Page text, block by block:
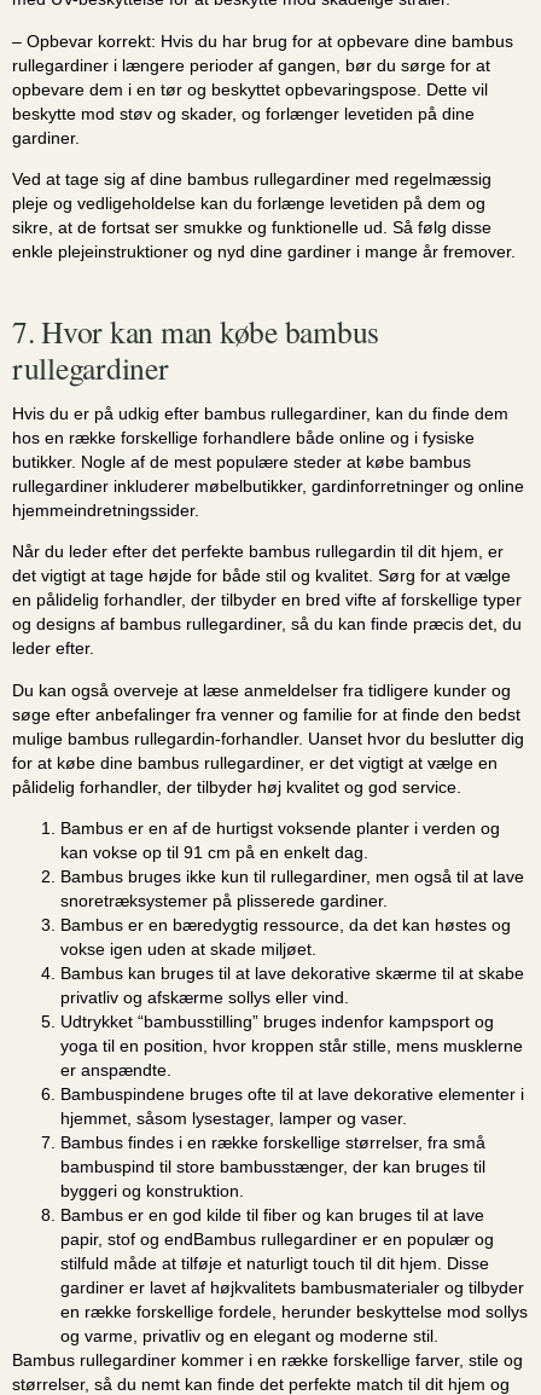
– Opbevar korrekt: Hvis du har brug for at opbevare dine bambus
rullegardiner i længere perioder af gangen, bør du sørge for at
opbevare dem i en tør og beskyttet opbevaringspose. Dette vil
beskytte mod støv og skader, og forlænger levetiden på dine
gardiner.
Ved at tage sig af dine bambus rullegardiner med regelmæssig
pleje og vedligeholdelse kan du forlænge levetiden på dem og
sikre, at de fortsat ser smukke og funktionelle ud. Så følg disse
enkle plejeinstruktioner og nyd dine gardiner i mange år fremover.
7. Hvor kan man købe bambus
rullegardiner
Hvis du er på udkig efter bambus rullegardiner, kan du finde dem
hos en række forskellige forhandlere både online og i fysiske
butikker. Nogle af de mest populære steder at købe bambus
rullegardiner inkluderer møbelbutikker, gardinforretninger og online
hjemmeindretningssider.
Når du leder efter det perfekte bambus rullegardin til dit hjem, er
det vigtigt at tage højde for både stil og kvalitet. Sørg for at vælge
en pålidelig forhandler, der tilbyder en bred vifte af forskellige typer
og designs af bambus rullegardiner, så du kan finde præcis det, du
leder efter.
Du kan også overveje at læse anmeldelser fra tidligere kunder og
søge efter anbefalinger fra venner og familie for at finde den bedst
mulige bambus rullegardin-forhandler. Uanset hvor du beslutter dig
for at købe dine bambus rullegardiner, er det vigtigt at vælge en
pålidelig forhandler, der tilbyder høj kvalitet og god service.
Bambus er en af de hurtigst voksende planter i verden og
kan vokse op til 91 cm på en enkelt dag.
Bambus bruges ikke kun til rullegardiner, men også til at lave
snoretræksystemer på plisserede gardiner.
Bambus er en bæredygtig ressource, da det kan høstes og
vokse igen uden at skade miljøet.
Bambus kan bruges til at lave dekorative skærme til at skabe
privatliv og afskærme sollys eller vind.
Udtrykket “bambusstilling” bruges indenfor kampsport og
yoga til en position, hvor kroppen står stille, mens musklerne
er anspændte.
Bambuspindene bruges ofte til at lave dekorative elementer i
hjemmet, såsom lysestager, lamper og vaser.
Bambus findes i en række forskellige størrelser, fra små
bambuspind til store bambusstænger, der kan bruges til
byggeri og konstruktion.
Bambus er en god kilde til fiber og kan bruges til at lave
papir, stof og endBambus rullegardiner er en populær og
stilfuld måde at tilføje et naturligt touch til dit hjem. Disse
gardiner er lavet af højkvalitets bambusmaterialer og tilbyder
en række forskellige fordele, herunder beskyttelse mod sollys
og varme, privatliv og en elegant og moderne stil.
Bambus rullegardiner kommer i en række forskellige farver, stile og
størrelser, så du nemt kan finde det perfekte match til dit hjem og